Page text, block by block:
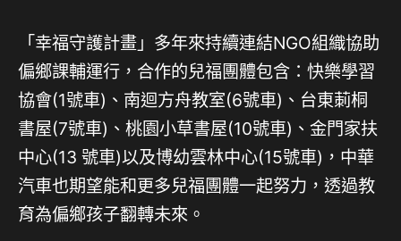
「幸福守護計畫」多年來持續連結NGO組織協助
偏鄉課輔運行，合作的兒福團體包含：快樂學習
協會(1號車)、南迴方舟教室(6號車)、台東莿桐
書屋(7號車)、桃園小草書屋(10號車)、金門家扶
中心(13 號車)以及博幼雲林中心(15號車)，中華
汽車也期望能和更多兒福團體一起努力，透過教
育為偏鄉孩子翻轉未來。